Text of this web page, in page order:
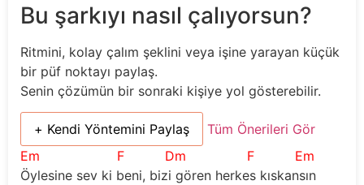
Bu şarkıyı nasıl çalıyorsun?
Ritmini, kolay çalım şeklini veya işine yarayan küçük
bir püf noktayı paylaş.
Senin çözümün bir sonraki kişiye yol gösterebilir.
+ Kendi Yöntemini Paylaş
Tüm Önerileri Gör
Em
F Dm F
Em
Öylesine sev ki beni, bizi gören herkes kıskansın